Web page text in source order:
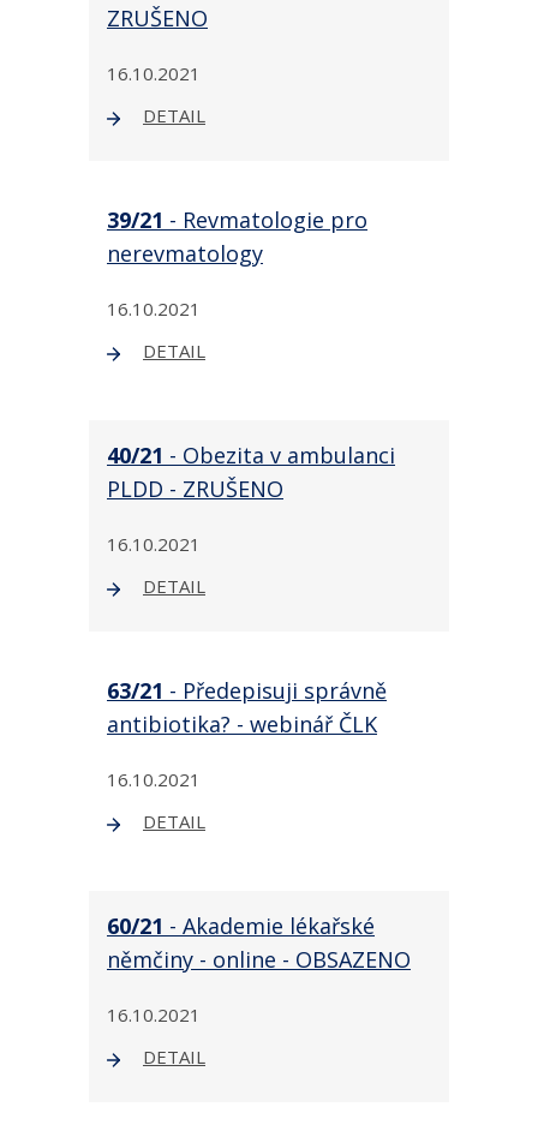
ZRUŠENO
16.10.2021
DETAIL
39/21 - Revmatologie pro
nerevmatology
16.10.2021
DETAIL
40/21 - Obezita v ambulanci
PLDD - ZRUŠENO
16.10.2021
DETAIL
63/21 - Předepisuji správně
antibiotika? - webinář ČLK
16.10.2021
DETAIL
60/21 - Akademie lékařské
němčiny - online - OBSAZENO
16.10.2021
DETAIL